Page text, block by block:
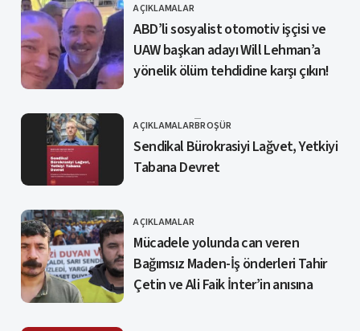
KATEGORI
AÇIKLAMALAR
ABD’li sosyalist otomotiv işçisi ve
UAW başkan adayı Will Lehman’a
yönelik ölüm tehdidine karşı çıkın!
KATEGORI
AÇIKLAMALARBROŞÜR
Sendikal Bürokrasiyi Lağvet, Yetkiyi
Tabana Devret
KATEGORI
AÇIKLAMALAR
Mücadele yolunda can veren
Bağımsız Maden-İş önderleri Tahir
Çetin ve Ali Faik İnter’in anısına